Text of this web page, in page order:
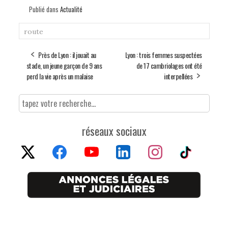
Publié dans Actualité
route
Près de Lyon : il jouait au
stade, un jeune garçon de 9 ans
perd la vie après un malaise
Lyon : trois femmes suspectées
de 17 cambriolages ont été
interpellées
réseaux sociaux